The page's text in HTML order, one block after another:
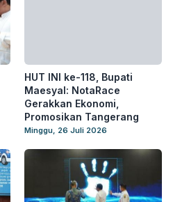
HUT INI ke-118, Bupati
Maesyal: NotaRace
Gerakkan Ekonomi,
Promosikan Tangerang
Minggu, 26 Juli 2026